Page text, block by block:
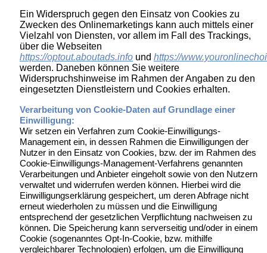
Ein Widerspruch gegen den Einsatz von Cookies zu
Zwecken des Onlinemarketings kann auch mittels einer
Vielzahl von Diensten, vor allem im Fall des Trackings,
über die Webseiten
https://optout.aboutads.info und https://
werden. Daneben können Sie weitere
Widerspruchshinweise im Rahmen der Angaben zu den
eingesetzten Dienstleistern und Cookies erhalten.
Verarbeitung von Cookie-Daten auf Grundlage einer
Einwilligung:
Wir setzen ein Verfahren zum Cookie-Einwilligungs-
Management ein, in dessen Rahmen die Einwilligungen der
Nutzer in den Einsatz von Cookies, bzw. der im Rahmen des
Cookie-Einwilligungs-Management-Verfahrens genannten
Verarbeitungen und Anbieter eingeholt sowie von den Nutzern
verwaltet und widerrufen werden können. Hierbei wird die
Einwilligungserklärung gespeichert, um deren Abfrage nicht
erneut wiederholen zu müssen und die Einwilligung
entsprechend der gesetzlichen Verpflichtung nachweisen zu
können. Die Speicherung kann serverseitig und/oder in einem
Cookie (sogenanntes Opt-In-Cookie, bzw. mithilfe
vergleichbarer Technologien) erfolgen, um die Einwilligung